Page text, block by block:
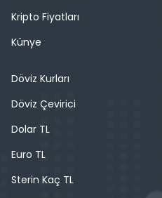
Kripto Fiyatları
Künye
Döviz Kurları
Döviz Çevirici
Dolar TL
Euro TL
Sterin Kaç TL